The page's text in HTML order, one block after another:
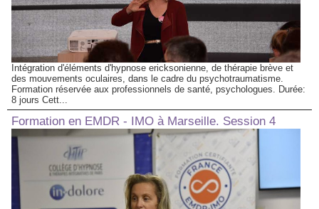
Intégration d'éléments d'hypnose ericksonienne, de thérapie brève et
des mouvements oculaires, dans le cadre du psychotraumatisme.
Formation réservée aux professionnels de santé, psychologues. Durée:
8 jours Cett...
Formation en EMDR - IMO à Marseille. Session 4